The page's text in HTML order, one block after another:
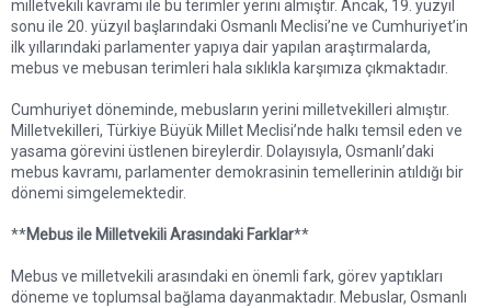
milletvekili kavramı ile bu terimler yerini almıştır. Ancak, 19. yüzyıl
sonu ile 20. yüzyıl başlarındaki Osmanlı Meclisi’ne ve Cumhuriyet’in
ilk yıllarındaki parlamenter yapıya dair yapılan araştırmalarda,
mebus ve mebusan terimleri hala sıklıkla karşımıza çıkmaktadır.
Cumhuriyet döneminde, mebusların yerini milletvekilleri almıştır.
Milletvekilleri, Türkiye Büyük Millet Meclisi’nde halkı temsil eden ve
yasama görevini üstlenen bireylerdir. Dolayısıyla, Osmanlı’daki
mebus kavramı, parlamenter demokrasinin temellerinin atıldığı bir
dönemi simgelemektedir.
**Mebus ile Milletvekili Arasındaki Farklar**
Mebus ve milletvekili arasındaki en önemli fark, görev yaptıkları
döneme ve toplumsal bağlama dayanmaktadır. Mebuslar, Osmanlı